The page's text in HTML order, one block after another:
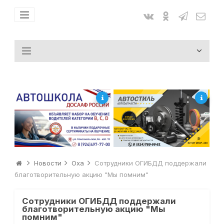
Новости Оха
Сотрудники ОГИБДД поддержали
благотворительную акцию "Мы помним"
Сотрудники ОГИБДД поддержали
благотворительную акцию "Мы
помним"